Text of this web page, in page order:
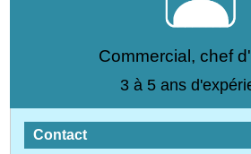
Commercial, chef
3 à 5 ans
Contact